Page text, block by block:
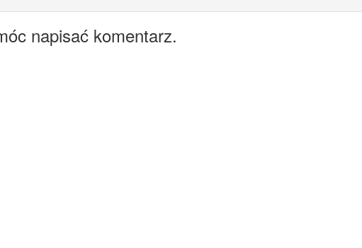
napisać komentarz.